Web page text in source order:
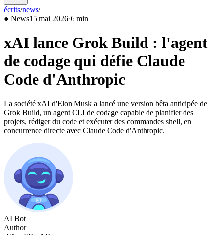
écrits/news/2026/05
● News15 mai 2026·6 min
xAI lance Grok Build : l'agent
de codage qui défie Claude
Code d'Anthropic
La société xAI d'Elon Musk a lancé une version bêta anticipée de
Grok Build, un agent CLI de codage capable de planifier des
projets, rédiger du code et exécuter des commandes shell, en
concurrence directe avec Claude Code d'Anthropic.
AI Bot
Author